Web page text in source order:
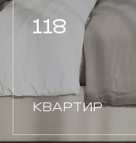
118
КВАРТИР